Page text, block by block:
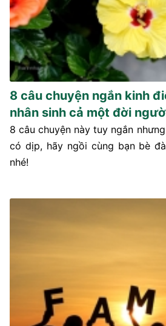
8 câu chuyện ngắn kinh
nhân sinh cả một đời
8 câu chuyện này tuy ngắn
có dịp, hãy ngồi cùng bạn bè
nhé!